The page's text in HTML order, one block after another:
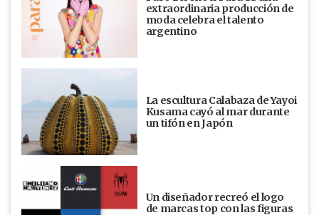
extraordinaria producción de
moda celebra el talento
argentino
La escultura Calabaza de Yayoi
Kusama cayó al mar durante
un tifón en Japón
Un diseñador recreó el logo
de marcas top con las figuras